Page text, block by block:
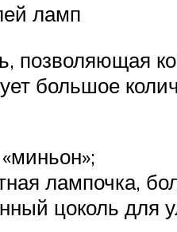
ламп
позволяющая
большое
лампочка,
цоколь для